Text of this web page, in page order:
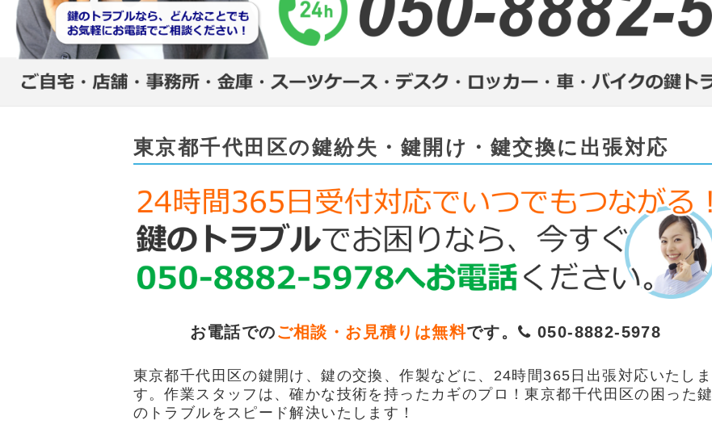
東京都千代田区の鍵紛失・鍵開け・鍵交換に出張対応
お電話でのご相談・お見積りは無料です。 050-8882-5978
東京都千代田区の鍵開け、鍵の交換、作製などに、24時間365日出張対応いたしま
す。作業スタッフは、確かな技術を持ったカギのプロ！東京都千代田区の困った鍵
のトラブルをスピード解決いたします！